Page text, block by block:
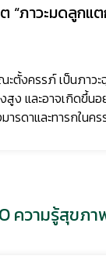
“ภาวะมดลูกแ
ตั้งครรภ์ เป็นภาวะ
สูง และอาจเกิดขึ้น
รดาและทารกในค
ความรู้สุขภา